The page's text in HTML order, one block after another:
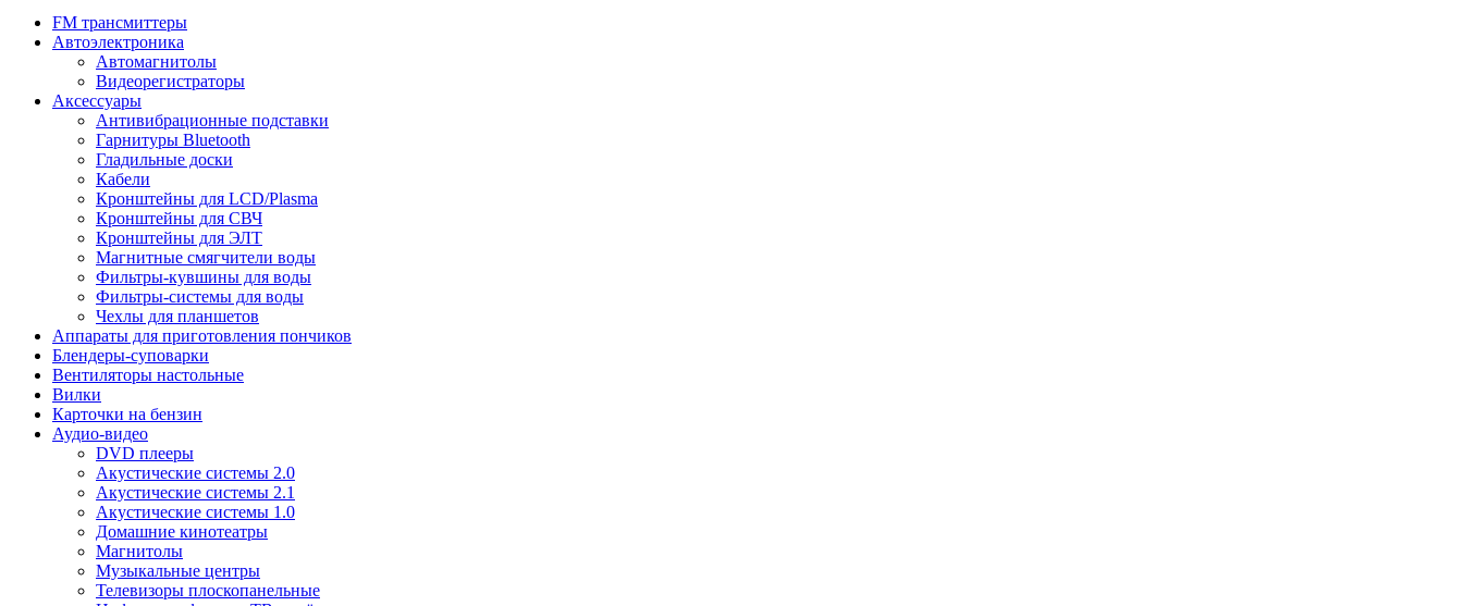
FM трансмиттеры
Автоэлектроника
Автомагнитолы
Видеорегистраторы
Аксессуары
Антивибрационные подставки
Гарнитуры Bluetooth
Гладильные доски
Кабели
Кронштейны для LCD/Plasma
Кронштейны для СВЧ
Кронштейны для ЭЛТ
Магнитные смягчители воды
Фильтры-кувшины для воды
Фильтры-системы для воды
Чехлы для планшетов
Аппараты для приготовления пончиков
Блендеры-суповарки
Вентиляторы настольные
Вилки
Карточки на бензин
Аудио-видео
DVD плееры
Акустические системы 2.0
Акустические системы 2.1
Акустические системы 1.0
Домашние кинотеатры
Магнитолы
Музыкальные центры
Телевизоры плоскопанельные